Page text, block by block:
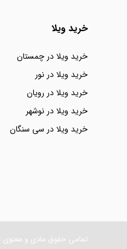
خرید ویلا
خرید ویلا در چمستان
خرید ویلا در نور
خرید ویلا در رویان
خرید ویلا در نوشهر
خرید ویلا در سی سنگان
تمامی حقوق مادی و معنوی